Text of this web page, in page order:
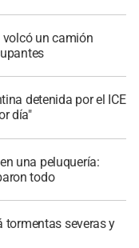
un camión
detenida por el ICE
día"
una peluquería:
todo
tormentas severas y